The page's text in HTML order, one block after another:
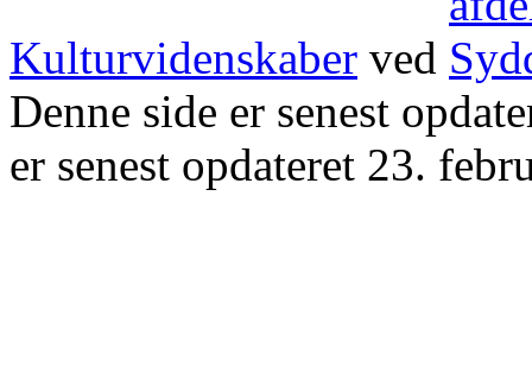
Kulturvidenskaber ved
Denne side er senest
er senest opdateret 23.